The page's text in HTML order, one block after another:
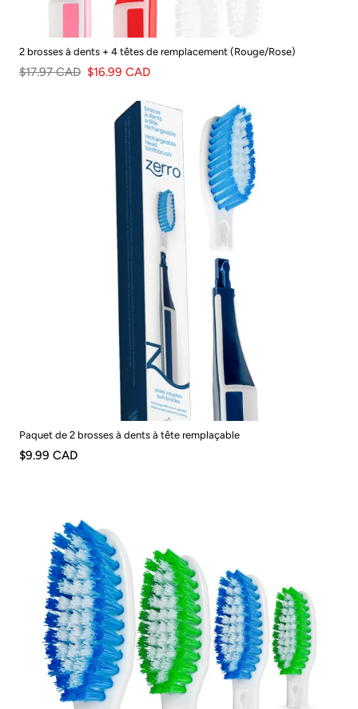
2 brosses à dents + 4 têtes de remplacement (Rouge/Rose)
$17.97 CAD $16.99 CAD
Paquet de 2 brosses à dents à tête remplaçable
$9.99 CAD